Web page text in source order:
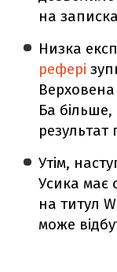
на
Низка
рефері
Ба
Утім,
Усика має
на титул
може